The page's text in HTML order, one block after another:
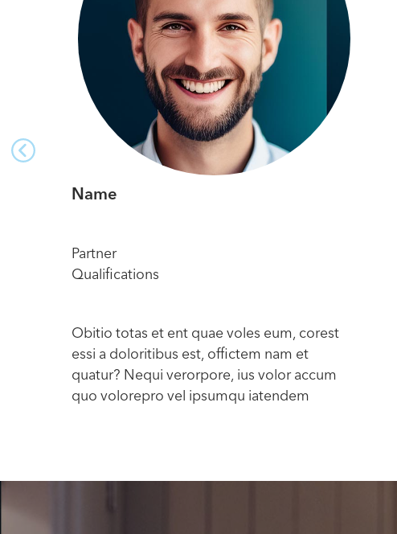
Name
Partner
Qualifications
Obitio totas et ent quae voles eum, corest
essi a doloritibus est, offictem nam et
quatur? Nequi verorpore, ius volor accum
quo volorepro vel ipsumqu iatendem